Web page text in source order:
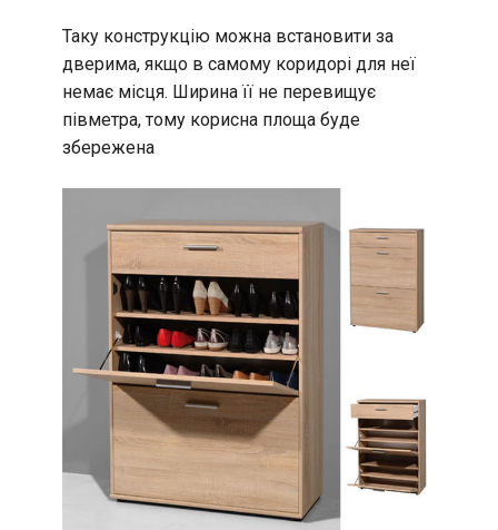
Таку конструкцію можна встановити за
дверима, якщо в самому коридорі для неї
немає місця. Ширина її не перевищує
півметра, тому корисна площа буде
збережена